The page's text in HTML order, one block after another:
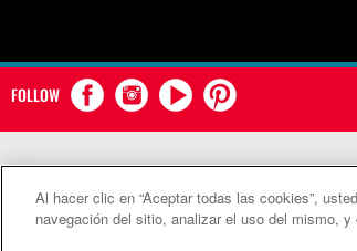
FOLLOW
Al hacer clic en “Aceptar todas las cookies”,
navegación del sitio, analizar el uso del mismo,